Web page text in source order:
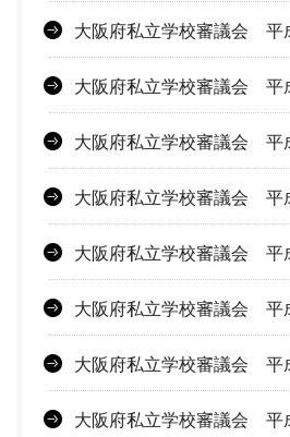
大阪府私立学校審議会 平
大阪府私立学校審議会 平
大阪府私立学校審議会 平
大阪府私立学校審議会 平
大阪府私立学校審議会 平
大阪府私立学校審議会 平
大阪府私立学校審議会 平
大阪府私立学校審議会 平